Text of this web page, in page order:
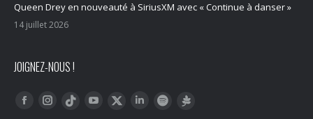
Queen Drey en nouveauté à SiriusXM avec « Continue à danser »
14 juillet 2026
JOIGNEZ-NOUS !
Trouvez nous sur :
FacebookInstagram
Tiktok YouTubeTwitter LinkedInSpotify